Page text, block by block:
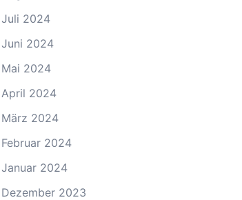
Juli 2024
Juni 2024
Mai 2024
April 2024
März 2024
Februar 2024
Januar 2024
Dezember 2023